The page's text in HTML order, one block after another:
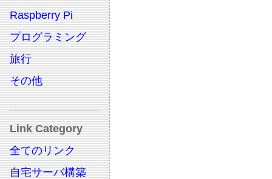
Raspberry Pi
プログラミング
旅行
その他
Link Category
全てのリンク
自宅サーバ構築